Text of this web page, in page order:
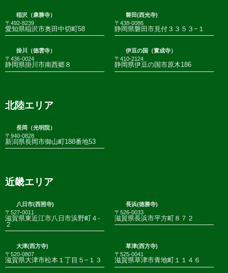
稲沢（康勝寺）
〒492-8239
愛知県稲沢市奥田中切町58
磐田(西光寺)
〒438-0086
静岡県磐田市見付３３５３−１
掛川（徳雲寺）
〒436-0024
静岡県掛川市南西郷８
伊豆の国（實成寺）
〒410-2124
静岡県伊豆の国市原木186
北陸エリア
長岡（光明院）
〒940-0828
新潟県長岡市御山町188番地53
近畿エリア
八日市(西照寺)
〒527-0011
滋賀県東近江市八日市浜野町４-
２
長浜(徳勝寺)
〒526-0033
滋賀県長浜市平方町８７２
大津(西方寺)
〒520-0807
滋賀県大津市松本１丁目５−１３
草津(西方寺)
〒525-0041
滋賀県草津市青地町１１４６